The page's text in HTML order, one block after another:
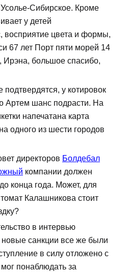
Сибирское. Кроме
у детей
восприятие цвета и формы,
67 лет Порт пяти морей 14
Ирэна, большое спасибо,
у котировок
Артем шанс подрасти. На
напечатана карта
одного из шести городов
директоров Болдебал
компании должен
конца года. Может, для
Калашникова стоит
в интервью
санкции все же были
в силу отложено с
понаблюдать за